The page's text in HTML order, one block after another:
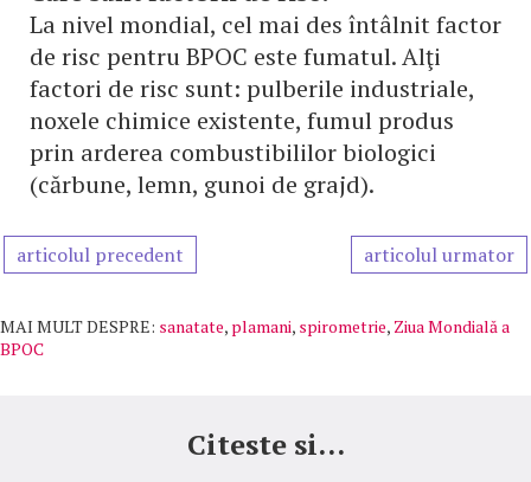
La nivel mondial, cel mai des întâlnit factor
de risc pentru BPOC este fumatul. Alţi
factori de risc sunt: pulberile industriale,
noxele chimice existente, fumul produs
prin arderea combustibililor biologici
(cărbune, lemn, gunoi de grajd).
articolul precedent articolul urmator
MAI MULT DESPRE: sanatate, plamani, spirometrie, Ziua Mondială a
BPOC
Citeste si...